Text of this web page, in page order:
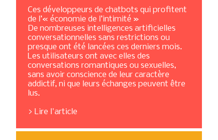
Ces développeurs de chatbots qui profitent
de l’« économie de l’intimité »
De nombreuses intelligences artificielles
conversationnelles sans restrictions ou
presque ont été lancées ces derniers mois.
Les utilisateurs ont avec elles des
conversations romantiques ou sexuelles,
sans avoir conscience de leur caractère
addictif, ni que leurs échanges peuvent être
lus.
Lire l'article